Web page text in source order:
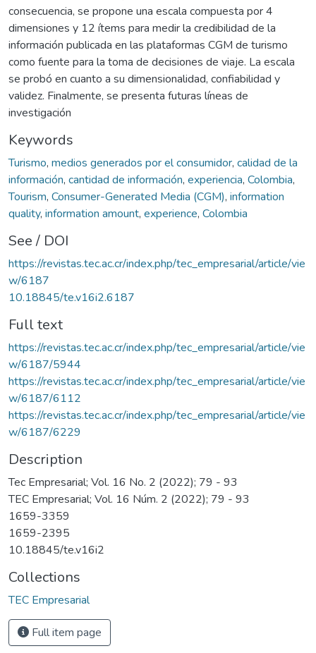
consecuencia, se propone una escala compuesta por 4
dimensiones y 12 ítems para medir la credibilidad de la
información publicada en las plataformas CGM de turismo
como fuente para la toma de decisiones de viaje. La escala
se probó en cuanto a su dimensionalidad, confiabilidad y
validez. Finalmente, se presenta futuras líneas de
investigación
Keywords
Turismo, medios generados por el consumidor, calidad de la
información, cantidad de información, experiencia, Colombia,
Tourism, Consumer-Generated Media (CGM), information
quality, information amount, experience, Colombia
See / DOI
https://revistas.tec.ac.cr/index.php/tec_empresarial/article/vie
w/6187
10.18845/te.v16i2.6187
Full text
https://revistas.tec.ac.cr/index.php/tec_empresarial/article/vie
w/6187/5944
https://revistas.tec.ac.cr/index.php/tec_empresarial/article/vie
w/6187/6112
https://revistas.tec.ac.cr/index.php/tec_empresarial/article/vie
w/6187/6229
Description
Tec Empresarial; Vol. 16 No. 2 (2022); 79 - 93
TEC Empresarial; Vol. 16 Núm. 2 (2022); 79 - 93
1659-3359
1659-2395
10.18845/te.v16i2
Collections
TEC Empresarial
Full item page